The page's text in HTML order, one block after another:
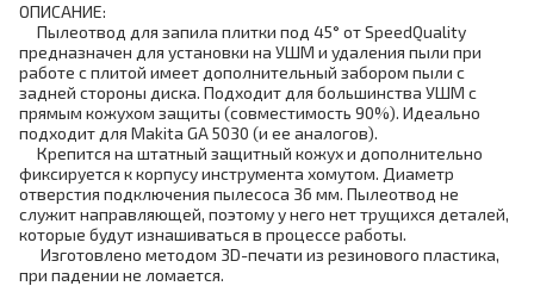
ОПИСАНИЕ:
Пылеотвод для запила плитки под 45° от SpeedQuality
предназначен для установки на УШМ и удаления пыли при
работе с плитой имеет дополнительный забором пыли с
задней стороны диска. Подходит для большинства УШМ с
прямым кожухом защиты (совместимость 90%). Идеально
подходит для Makita GA 5030 (и ее аналогов).
Крепится на штатный защитный кожух и дополнительно
фиксируется к корпусу инструмента хомутом. Диаметр
отверстия подключения пылесоса 36 мм. Пылеотвод не
служит направляющей, поэтому у него нет трущихся деталей,
которые будут изнашиваться в процессе работы.
Изготовлено методом 3D-печати из резинового пластика,
при падении не ломается.